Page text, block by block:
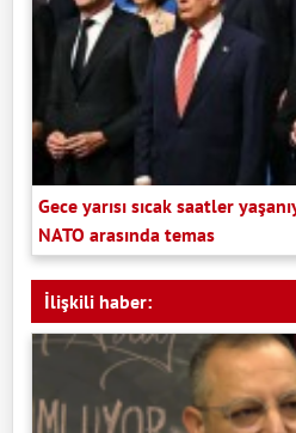
Gece yarısı sıcak saatler
NATO arasında temas
İlişkili haber: